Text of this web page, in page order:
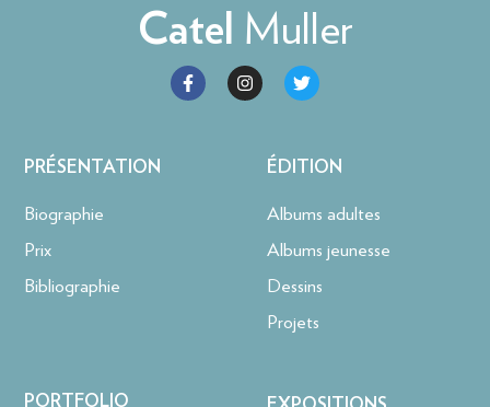
Catel Muller
PRÉSENTATION
Biographie
Prix
Bibliographie
ÉDITION
Albums adultes
Albums jeunesse
Dessins
Projets
PORTFOLIO